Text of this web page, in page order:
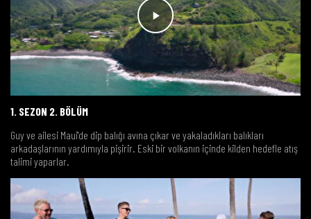
1. SEZON 2. BÖLÜM
Guy ve ailesi Maui'de dip balığı avına çıkar ve yakaladıkları balıkları
arkadaşlarının yardımıyla pişirir. Eski bir volkanın içinde kilden hedefle atış
talimi yaparlar.